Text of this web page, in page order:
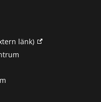
länk)